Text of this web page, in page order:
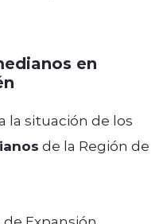
en
la situación de los
de la Región de
de Expansión